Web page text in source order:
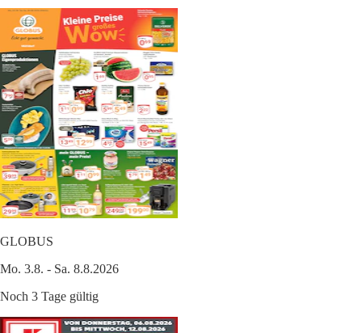
GLOBUS
Mo. 3.8. - Sa. 8.8.2026
Noch 3 Tage gültig